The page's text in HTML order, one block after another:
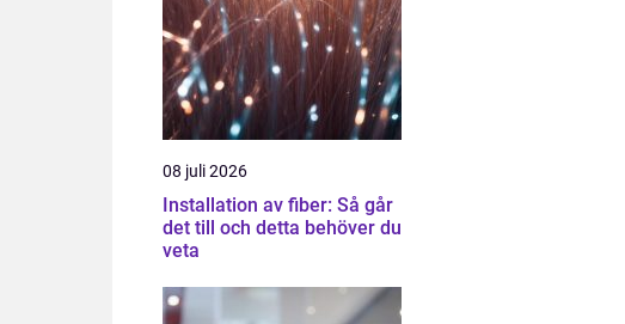
08 juli 2026
Installation av fiber: Så går
det till och detta behöver du
veta